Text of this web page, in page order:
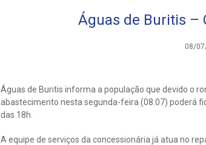
Águas de Buritis –
08/
Águas de Buritis informa a população que devido o
abastecimento nesta segunda-feira (08.07) poderá
das 18h.
A equipe de serviços da concessionária já atua no